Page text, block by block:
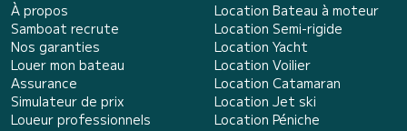
À propos
Samboat recrute
Nos garanties
Louer mon bateau
Assurance
Simulateur de prix
Loueur professionnels
Location Bateau à moteur
Location Semi-rigide
Location Yacht
Location Voilier
Location Catamaran
Location Jet ski
Location Péniche